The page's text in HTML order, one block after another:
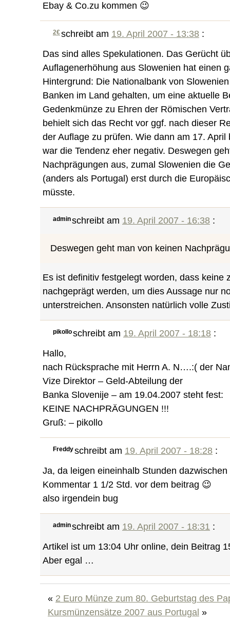
Ebay & Co.zu kommen 😉
2€schreibt am 19. April 2007 - 13:38 :
Das sind alles Spekulationen. Das Gerücht
Auflagenerhöhung aus Slowenien hat einen
Hintergrund: Die Nationalbank von
Banken im Land gehalten, um eine aktuelle
Gedenkmünze zu Ehren der Römischen
behielt sich das Recht vor ggf. nach dieser
der Auflage zu prüfen. Wie dann am 17.
war die Tendenz eher negativ. Deswegen
Nachprägungen aus, zumal Slowenien die
(anders als Portugal) erst durch die
müsste.
adminschreibt am 19. April 2007 - 16:38 :
Deswegen geht man von keinen
Es ist definitiv festgelegt worden, dass keine
nachgeprägt werden, um dies Aussage nur
unterstreichen. Ansonsten natürlich volle
pikolloschreibt am 19. April 2007 - 18:18 :
Hallo,
nach Rücksprache mit Herrn A. N….:( der
Vize Direktor – Geld-Abteilung der
Banka Slovenije – am 19.04.2007 steht fest:
KEINE NACHPRÄGUNGEN !!!
Gruß: – pikollo
Freddyschreibt am 19. April 2007 - 18:28 :
Ja, da leigen eineinhalb Stunden
Kommentar 1 1/2 Std. vor dem beitrag 😉
also irgendein bug
adminschreibt am 19. April 2007 - 18:31 :
Artikel ist um 13:04 Uhr online, dein Beitrag
Aber egal …
« 2 Euro Münze zum 80. Geburtstag des
Kursmünzensätze 2007 aus Portugal »